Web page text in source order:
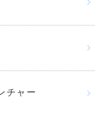
チャー